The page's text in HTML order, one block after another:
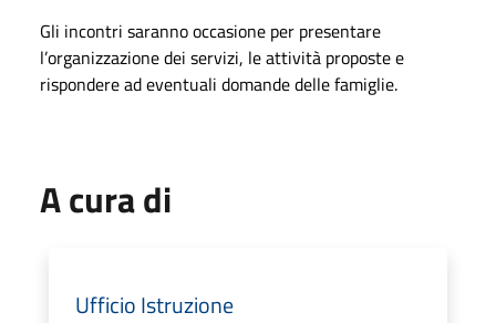
Gli incontri saranno occasione per presentare
l’organizzazione dei servizi, le attività proposte e
rispondere ad eventuali domande delle famiglie.
A cura di
Ufficio Istruzione